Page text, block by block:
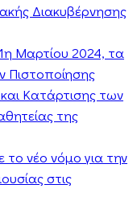
Διακυβέρνησης
Μαρτίου 2024, τα
Πιστοποίησης
Κατάρτισης των
της
το νέο νόμο για την
στις